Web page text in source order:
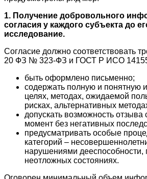
1. Получение добровольного
согласия у каждого субъекта до
исследование.
Согласие должно соответствовать
20 ФЗ № 323-ФЗ и ГОСТ Р ИСО
быть оформлено письменно;
содержать полную и понятную
целях, методах, ожидаемой
рисках, альтернативных
допускать возможность отзыва
момент без негативных
предусматривать особые
категорий –
нарушениями дееспособности,
неотложных состояниях.